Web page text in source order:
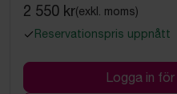
2 550 kr(exkl. moms)
Reservationspris uppnått
Logga in